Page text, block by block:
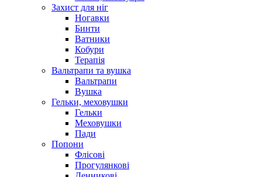
Захист для ніг
Ногавки
Бинти
Ватники
Кобури
Терапія
Вальтрапи та вушка
Вальтрапи
Вушка
Гельки, меховушки
Гельки
Меховушки
Пади
Попони
Флісові
Прогулянкові